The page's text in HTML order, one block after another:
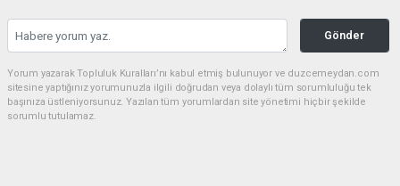
Gönder
Yorum yazarak Topluluk Kuralları’nı kabul etmiş bulunuyor ve duzcemeydan.com
sitesine yaptığınız yorumunuzla ilgili doğrudan veya dolaylı tüm sorumluluğu tek
başınıza üstleniyorsunuz. Yazılan tüm yorumlardan site yönetimi hiçbir şekilde
sorumlu tutulamaz.